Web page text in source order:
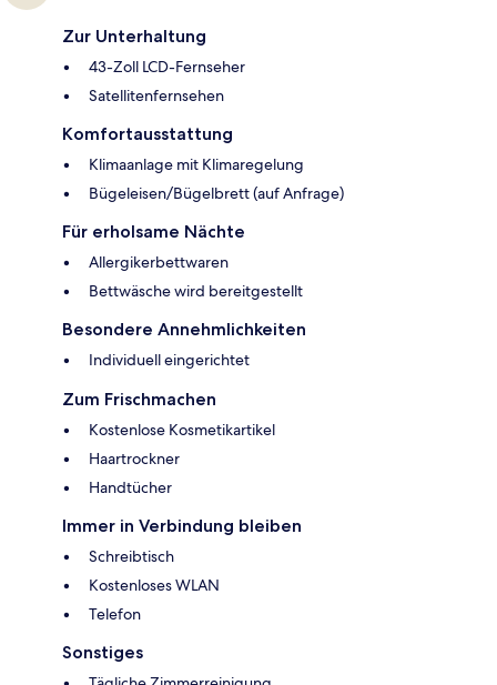
Zur Unterhaltung
43-Zoll LCD-Fernseher
Satellitenfernsehen
Komfortausstattung
Klimaanlage mit Klimaregelung
Bügeleisen/Bügelbrett (auf Anfrage)
Für erholsame Nächte
Allergikerbettwaren
Bettwäsche wird bereitgestellt
Besondere Annehmlichkeiten
Individuell eingerichtet
Zum Frischmachen
Kostenlose Kosmetikartikel
Haartrockner
Handtücher
Immer in Verbindung bleiben
Schreibtisch
Kostenloses WLAN
Telefon
Sonstiges